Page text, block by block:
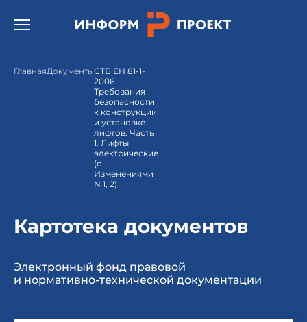
Открыть бургер меню.
ГлавнаяДокументыСТБ ЕН 81-1-
2006
Требования
безопасности
к конструкции
и установке
лифтов. Часть
1. Лифты
электрические
(с
Изменениями
N 1, 2)
Картотека документов
Электронный фонд правовой
и нормативно-технической документации